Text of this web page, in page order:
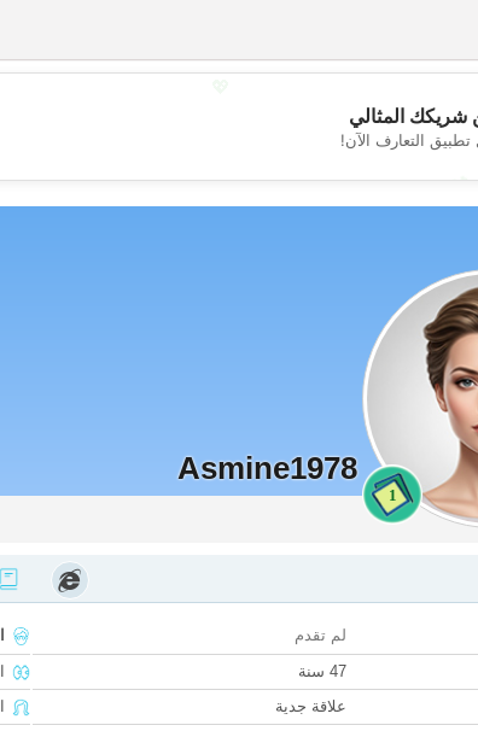
💕
المثالي
التعارف الآن!
1
Asmine1978
لم تقدم
47 سنة
علاقة جدية